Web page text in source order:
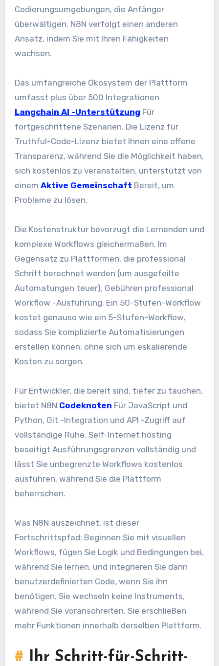
Codierungsumgebungen, die Anfänger
überwältigen. N8N verfolgt einen anderen
Ansatz, indem Sie mit Ihren Fähigkeiten
wachsen.
Das umfangreiche Ökosystem der Plattform
umfasst plus über 500 Integrationen
Langchain AI -Unterstützung Für
fortgeschrittene Szenarien. Die Lizenz für
Truthful-Code-Lizenz bietet Ihnen eine offene
Transparenz, während Sie die Möglichkeit haben,
sich kostenlos zu veranstalten, unterstützt von
einem Aktive Gemeinschaft Bereit, um
Probleme zu lösen.
Die Kostenstruktur bevorzugt die Lernenden und
komplexe Workflows gleichermaßen. Im
Gegensatz zu Plattformen, die professional
Schritt berechnet werden (um ausgefeilte
Automatungen teuer), Gebühren professional
Workflow -Ausführung. Ein 50-Stufen-Workflow
kostet genauso wie ein 5-Stufen-Workflow,
sodass Sie komplizierte Automatisierungen
erstellen können, ohne sich um eskalierende
Kosten zu sorgen.
Für Entwickler, die bereit sind, tiefer zu tauchen,
bietet N8N Codeknoten Für JavaScript und
Python, Git -Integration und API -Zugriff auf
vollständige Ruhe. Self-Internet hosting
beseitigt Ausführungsgrenzen vollständig und
lässt Sie unbegrenzte Workflows kostenlos
ausführen, während Sie die Plattform
beherrschen.
Was N8N auszeichnet, ist dieser
Fortschrittspfad: Beginnen Sie mit visuellen
Workflows, fügen Sie Logik und Bedingungen bei,
während Sie lernen, und integrieren Sie dann
benutzerdefinierten Code, wenn Sie ihn
benötigen. Sie wechseln keine Instruments,
während Sie voranschreiten. Sie erschließen
mehr Funktionen innerhalb derselben Plattform.
# Ihr Schritt-für-Schritt-